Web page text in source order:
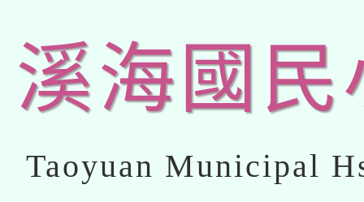
溪海國民
Taoyuan Municipal